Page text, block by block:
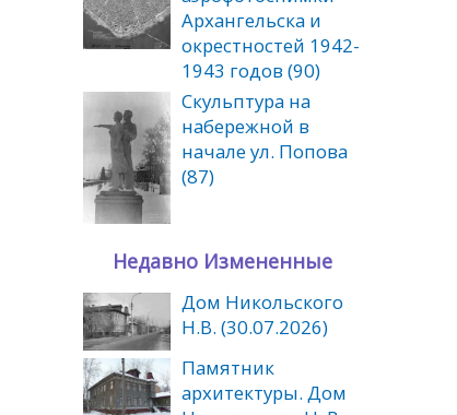
Архангельска и
окрестностей 1942-
1943 годов (90)
Скульптура на
набережной в
начале ул. Попова
(87)
Недавно Измененные
Дом Никольского
Н.В. (30.07.2026)
Памятник
архитектуры. Дом